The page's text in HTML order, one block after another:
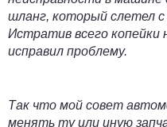
шланг, который слетел с
Истратив всего копейки
исправил проблему.
Так что мой совет
менять ту или иную